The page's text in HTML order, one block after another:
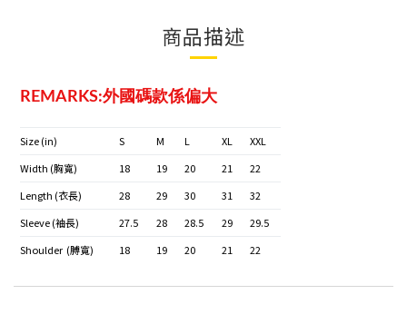
商品描述
REMARKS:外國碼款係偏大
Size (in) S M L XL
XXL
Width (胸寬)
18 19 20 21
22
Length (衣長)
28 29 30 31
32
Sleeve (袖長)
27.5 28 28.5 29
29.5
Shoulder (膊寬)
18 19 20 21 22